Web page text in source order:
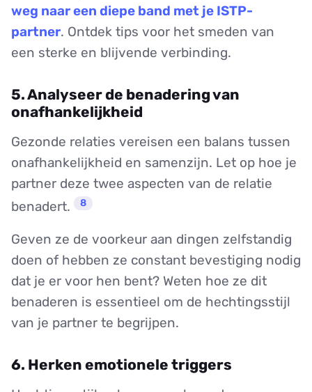
weg naar een diepe band met je ISTP-
partner. Ontdek tips voor het smeden van
een sterke en blijvende verbinding.
5. Analyseer de benadering van
onafhankelijkheid
Gezonde relaties vereisen een balans tussen
onafhankelijkheid en samenzijn. Let op hoe je
partner deze twee aspecten van de relatie
benadert.
8
Geven ze de voorkeur aan dingen zelfstandig
doen of hebben ze constant bevestiging nodig
dat je er voor hen bent? Weten hoe ze dit
benaderen is essentieel om de hechtingsstijl
van je partner te begrijpen.
6. Herken emotionele triggers